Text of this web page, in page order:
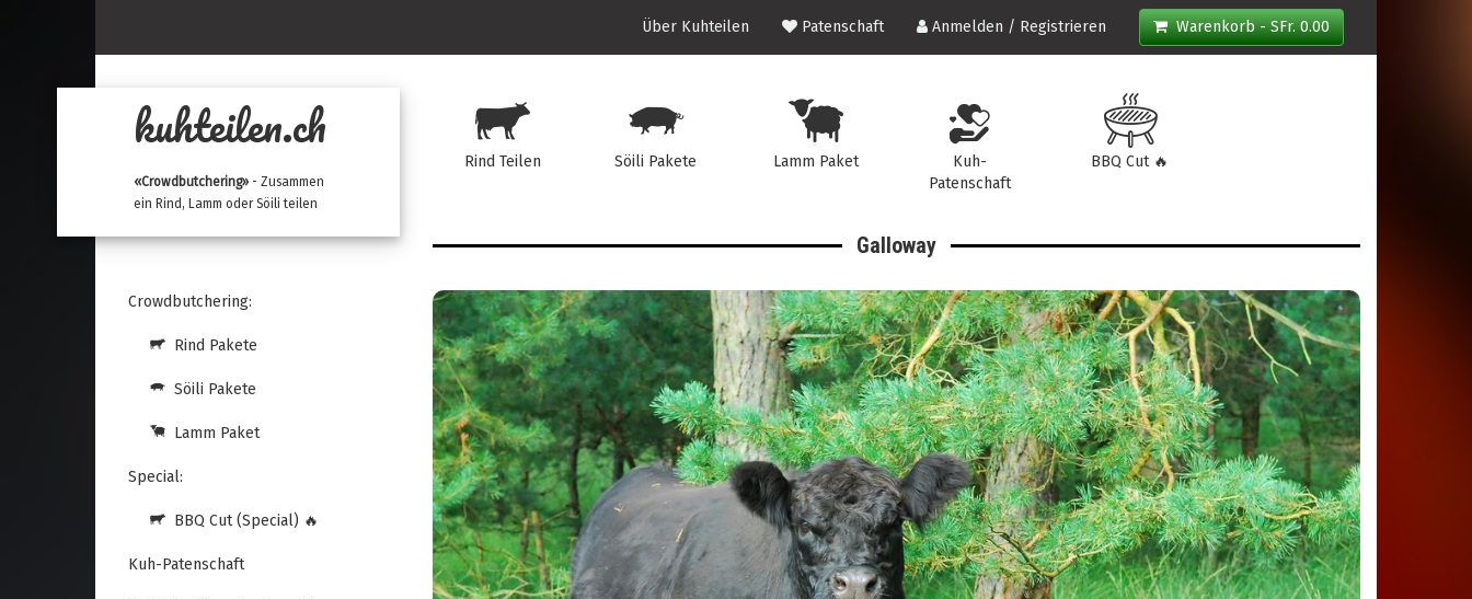
Warenkorb - SFr. 0.00
Über Kuhteilen Patenschaft Anmelden / Registrieren
kuhteilen.ch
«Crowdbutchering» - Zusammen
ein Rind, Lamm oder Söili teilen
Crowdbutchering:
Rind Pakete
Söili Pakete
Lamm Paket
Special:
BBQ Cut (Special) 🔥
Kuh-Patenschaft
Rind Teilen Söili Pakete Lamm Paket
Kuh-
Patenschaft
BBQ Cut 🔥
Galloway